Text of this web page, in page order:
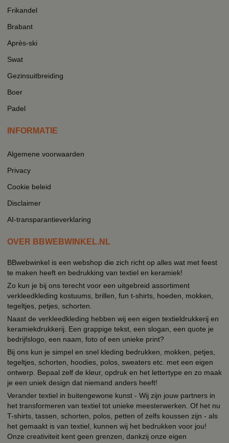
Frikandel
Brabant
Après-ski
Swat
Gezinsuitbreiding
Boer
Padel
INFORMATIE
Algemene voorwaarden
Privacy
Cookie beleid
Disclaimer
AI-transparantieverklaring
OVER BBWEBWINKEL.NL
BBwebwinkel is een webshop die zich richt op alles wat met feest
te maken heeft en bedrukking van textiel en keramiek!
Zo kun je bij ons terecht voor een uitgebreid assortiment
verkleedkleding kostuums, brillen, fun t-shirts, hoeden, mokken,
tegeltjes, petjes, schorten.
Naast de verkleedkleding hebben wij een eigen textieldrukkerij en
keramiekdrukkerij. Een grappige tekst, een slogan, een quote je
bedrijfslogo, een naam, foto of een unieke print?
Bij ons kun je simpel en snel kleding bedrukken, mokken, petjes,
tegeltjes, schorten, hoodies, polos, sweaters etc. met een eigen
ontwerp. Bepaal zelf de kleur, opdruk en het lettertype en zo maak
je een uniek design dat niemand anders heeft!
Verander textiel in buitengewone kunst - Wij zijn jouw partners in
het transformeren van textiel tot unieke meesterwerken. Of het nu
T-shirts, tassen, schorten, polos, petten of zelfs koussen zijn - als
het gemaakt is van textiel, kunnen wij het bedrukken voor jou!
Onze creativiteit kent geen grenzen, dankzij onze eigen